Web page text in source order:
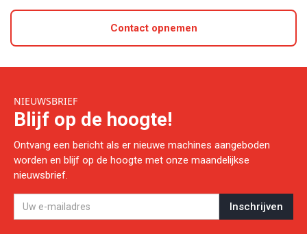
Contact opnemen
NIEUWSBRIEF
Blijf op de hoogte!
Ontvang een bericht als er nieuwe machines aangeboden
worden en blijf op de hoogte met onze maandelijkse
nieuwsbrief.